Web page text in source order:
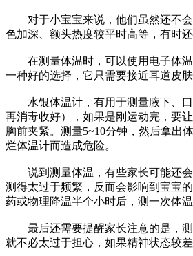
对于小宝宝来说，他们虽然还不会
色加深、额头热度较平时高等，有时
在测量体温时，可以使用电子体温
一种好的选择，它只需要接近耳道皮
水银体温计，有用于测量腋下、口
再消毒收好），如果是刚运动完，要
胸前夹紧。测量5~10分钟，然后拿出
烂体温计而造成危险。
说到测量体温，有些家长可能还会
测得太过于频繁，反而会影响到宝宝
药或物理降温半个小时后，测一次体
最后还需要提醒家长注意的是，测
就不必太过于担心，如果精神状态较